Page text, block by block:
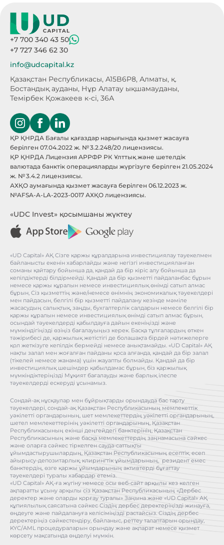
+7 700 340 43 50
+7 727 346 62 30
info@udcapital.kz
Қазақстан Республикасы, A15B6P8, Алматы, қ.
Бостандық ауданы, Нұр Алатау ықшамауданы,
Темірбек Қожакеев к-сі, 36А
ҚР ҚНРДА Бағалы қағаздар нарығында қызмет жасауға
берілген 07.04.2022 ж. № 3.2.248/20 лицензиясы.
ҚР ҚНРДА Лицензия АРРФР РК Ұлттық және шетелдік
валютада банктік операцияларды жүргізуге берілген 21.05.2024
ж. № 3.4.2 лицензиясы.
АХҚО аумағында қызмет жасауға берілген 06.12.2023 ж.
№AFSA-A-LA-2023-0017 АХҚО лицензиясы.
«UDC Invest» қосымшаны жүктеу
«UD Capital» АҚ Сізге қаржы құралдарына инвестициялау тәуекелмен
байланысты екенін хабарлайды және негізгі инвестицияланған
соманы қайтару бойынша да, қандай да бір кіріс алу бойынша да
кепілдіктерді білдірмейді. Қандай да бір қызметті пайдаланбас бұрын
немесе қаржы құралын немесе инвестициялық өнімді сатып алмас
бұрын, Сіз қызметтің және/немесе өнімнің экономикалық тәуекелдері
мен пайдасын, белгілі бір қызметті пайдалану кезінде мәміле
жасасудың салықтық, заңды, бухгалтерлік салдарын немесе белгілі бір
қаржы құралын немесе инвестициялық өнімді сатып алмас бұрын,
осындай тәуекелдерді қабылдауға дайын екеніңізді және
мүмкіндігіңізді өзіңіз бағалауыңыз керек. Басқа тұлғалардың өткен
тәжірибесі де, қаржылық жетістігі де болашақта бірдей нәтижелерге
қол жеткізуге кепілдік бермейді немесе анықтамайды. «UD Capital» АҚ
нақты залал мен жоғалған пайданы қоса алғанда, қандай да бір залал
(тікелей немесе жанама) үшін жауапты болмайды. Қандай да бір
инвестициялық шешімдер қабылдамас бұрын, біз қаржылық
мүмкіндіктеріңізді Мұқият бағалауды және барлық ілеспе
тәуекелдерді ескеруді ұсынамыз.
Сондай-ақ нұсқаулар мен бұйрықтарды орындауда бас тарту
тәуекелдері, сондай-ақ Қазақстан Республикасының мемлекеттік
уәкілетті органдарының, шет мемлекеттердің уәкілетті органдарының,
шетел мемлекеттерінің уәкілетті органдарының, Қазақстан
Республикасының екінші деңгейдегі банктерінің, Қазақстан
Республикасының және басқа мемлекеттердің заңнамасына сәйкес
және оларға сәйкес тіркелген сауда-саттықты
ұйымдастырушылардың, Қазақстан Республикасының есептік, есеп
айырысу-депозитарлық, клирингтік ұйымдарының, резидент емес
банктердің, өзге қаржы ұйымдарының активтерді бұғаттау
тәуекелдері туралы хабардар етеміз.
«UD Capital» АҚ-ға жүгіну немесе осы веб-сайт арқылы кез келген
ақпаратты ұсыну арқылы сіз Қазақстан Республикасының «Дербес
деректер және оларды қорғау туралы» Заңына және «UD Capital» АҚ
құпиялылық саясатына сәйкес Сіздің дербес деректеріңізді жинауға,
өңдеуге және пайдалануға келісіміңізді растайсыз. Сіздің дербес
деректеріңіз сәйкестендіру, байланыс, реттеу талаптарын орындау,
KYC/AML процедураларын орындау және ақпарат немесе қызмет
көрсету мақсатында өңделуі мүмкін.